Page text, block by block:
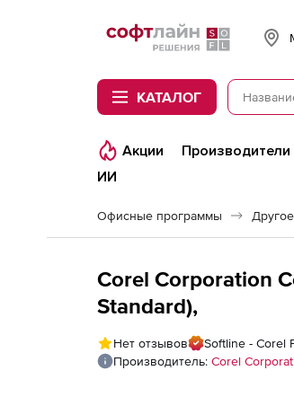
Softline
КАТАЛОГ
Акции Производители
ИИ
Офисные программы
Corel Corporation
Standard),
Нет отзывов
Softline - Corel
Производитель: Corel